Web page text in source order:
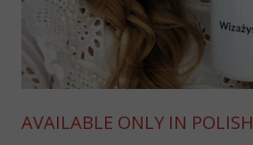
AVAILABLE ONLY IN POLISH